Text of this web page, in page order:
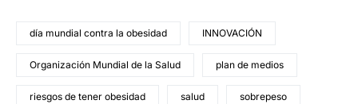
día mundial contra la obesidad INNOVACIÓN
Organización Mundial de la Salud plan de medios
riesgos de tener obesidad salud sobrepeso